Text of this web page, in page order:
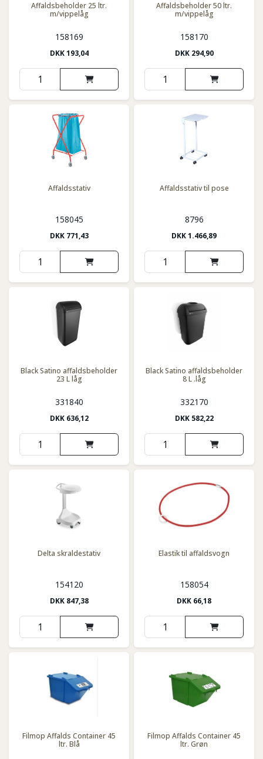
Affaldsbeholder 25 ltr.
m/vippelåg
158169
DKK193,04
Affaldsbeholder 50 ltr.
m/vippelåg
158170
DKK 294,90
Affaldsstativ
158045
DKK 771,43
Affaldsstativ til pose
8796
DKK1.466,89
Black Satino affaldsbeholder
23 L låg
331840
DKK 636,12
Black Satino affaldsbeholder
8 L .låg
332170
DKK 582,22
Delta skraldestativ
154120
DKK 847,38
Elastik til affaldsvogn
158054
DKK 66,18
Filmop Affalds Container 45
ltr. Blå
Filmop Affalds Container 45
ltr. Grøn